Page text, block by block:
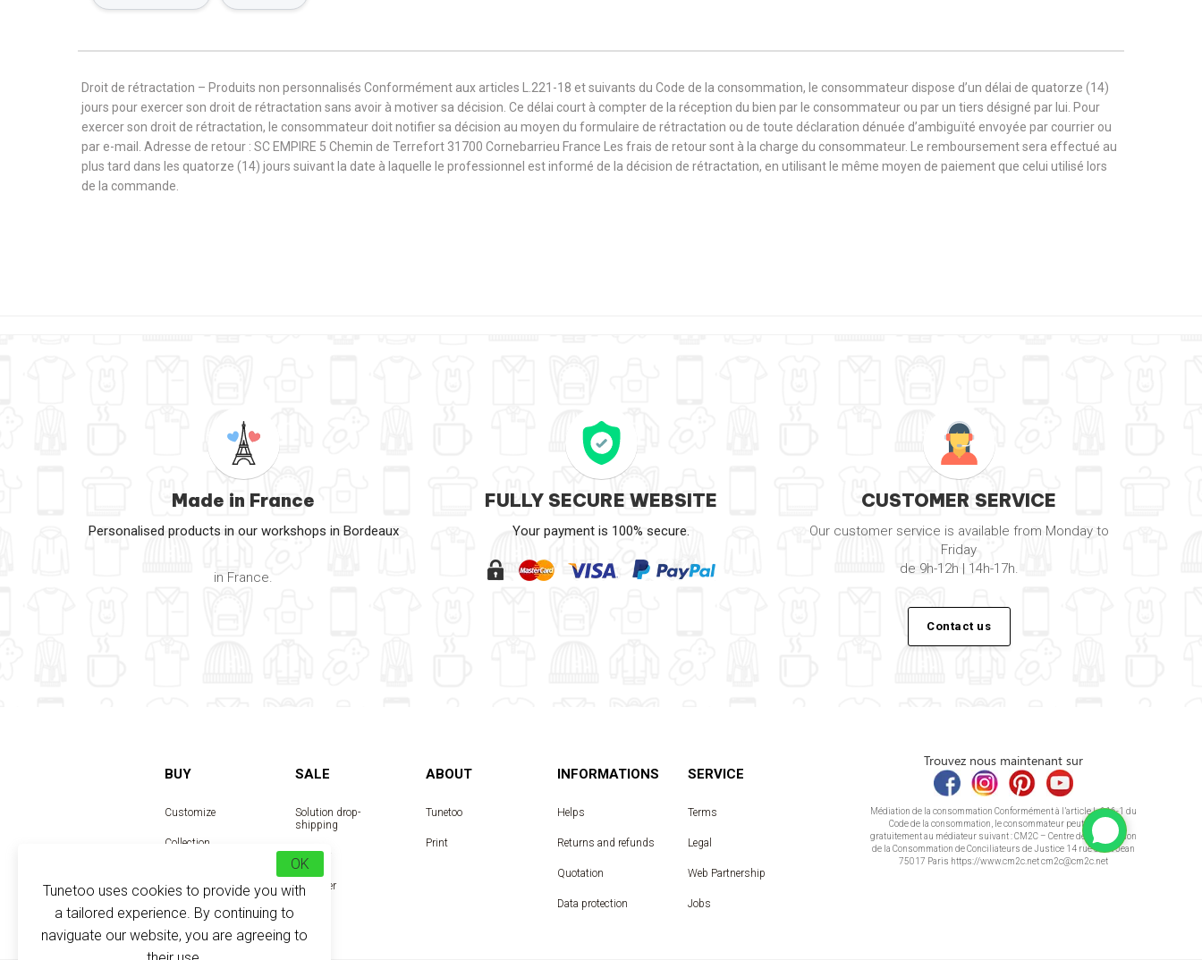
Droit de rétractation – Produits non personnalisés Conformément aux articles L.221-18 et suivants du Code de la consommation, le consommateur dispose d’un délai de quatorze (14)
jours pour exercer son droit de rétractation sans avoir à motiver sa décision. Ce délai court à compter de la réception du bien par le consommateur ou par un tiers désigné par lui. Pour
exercer son droit de rétractation, le consommateur doit notifier sa décision au moyen du formulaire de rétractation ou de toute déclaration dénuée d’ambiguïté envoyée par courrier ou
par e-mail. Adresse de retour : SC EMPIRE 5 Chemin de Terrefort 31700 Cornebarrieu France Les frais de retour sont à la charge du consommateur. Le remboursement sera effectué au
plus tard dans les quatorze (14) jours suivant la date à laquelle le professionnel est informé de la décision de rétractation, en utilisant le même moyen de paiement que celui utilisé lors
de la commande.
Made in France
Personalised products in our workshops in Bordeaux
in France.
FULLY SECURE WEBSITE
Your payment is 100% secure.
CUSTOMER SERVICE
Our customer service is available from Monday to
Friday
de 9h-12h | 14h-17h.
Contact us
BUY
Customize
Collection
SALE
Solution drop-
shipping
Reseller
Designer
ABOUT
Tunetoo
Print
INFORMATIONS
Helps
Returns and refunds
Quotation
Data protection
SERVICE
Terms
Legal
Web Partnership
Jobs
Trouvez nous maintenant sur
Médiation de la consommation Conformément à l’article L.616-1 du
Code de la consommation, le consommateur peut recourir
gratuitement au médiateur suivant : CM2C – Centre de la Médiation
de la Consommation de Conciliateurs de Justice 14 rue Saint Jean
75017 Paris https://www.cm2c.net cm2c@cm2c.net
Tunetoo uses cookies to provide you with
a tailored experience. By continuing to
naviguate our website, you are agreeing to
OK